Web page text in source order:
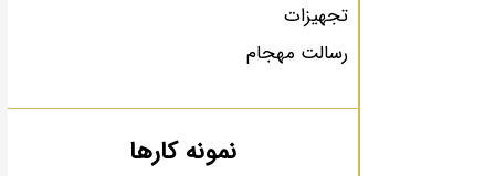
تجهیزات
رسالت مهجام
نمونه کارها